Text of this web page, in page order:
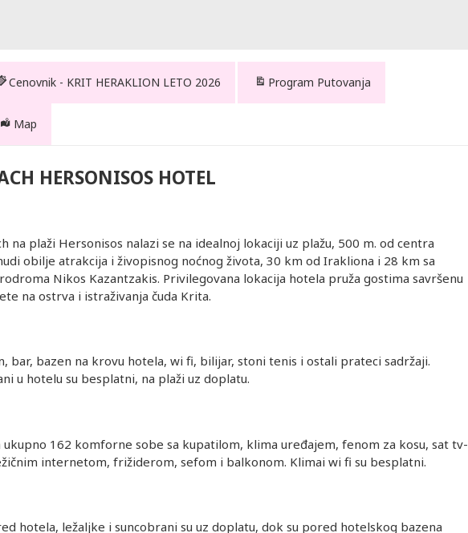
Cenovnik - KRIT HERAKLION LETO 2026 Program Putovanja
Map
HERSONISOS HOTEL
na plaži Hersonisos nalazi se na idealnoj lokaciji uz plažu, 500 m. od centra
obilje atrakcija i živopisnog noćnog života, 30 km od Irakliona i 28 km sa
Nikos Kazantzakis. Privilegovana lokacija hotela pruža gostima savršenu
na ostrva i istraživanja čuda Krita.
bar, bazen na krovu hotela, wi fi, bilijar, stoni tenis i ostali prateci sadržaji.
u hotelu su besplatni, na plaži uz doplatu.
ukupno 162 komforne sobe sa kupatilom, klima uređajem, fenom za kosu, sat tv-
internetom, frižiderom, sefom i balkonom. Klimai wi fi su besplatni.
hotela, ležaljke i suncobrani su uz doplatu, dok su pored hotelskog bazena